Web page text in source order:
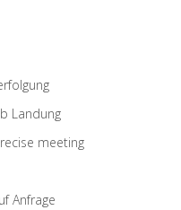
Landung
meeting
Anfrage